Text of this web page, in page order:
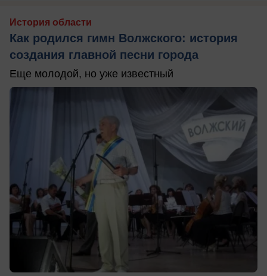
История области
Как родился гимн Волжского: история
создания главной песни города
Еще молодой, но уже известный